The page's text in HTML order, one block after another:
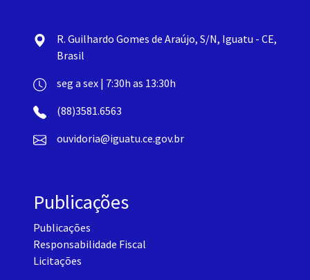
R. Guilhardo Gomes de Araújo, S/N, Iguatu - CE,
Brasil
seg a sex | 7:30h as 13:30h
(88)3581.6563
ouvidoria@iguatu.ce.gov.br
Publicações
Publicações
Responsabilidade Fiscal
Licitações